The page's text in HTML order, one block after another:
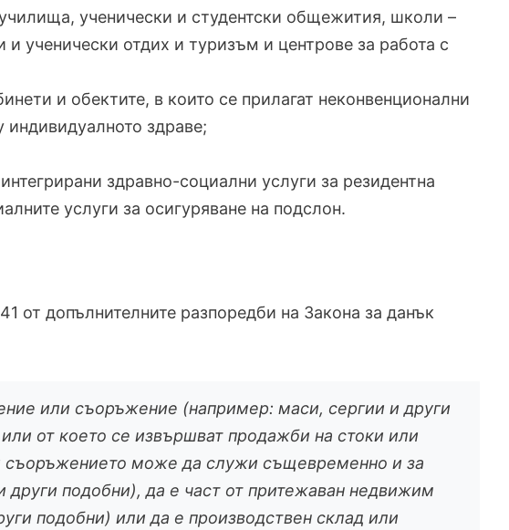
ученически и студентски общежития, школи –
ученически отдих и туризъм и центрове за работа с
и обектите, в които се прилагат неконвенционални
индивидуалното здраве;
здравно-социални услуги за резидентна
услуги за осигуряване на подслон.
от допълнителните разпоредби на Закона за данък
или съоръжение (например: маси, сергии и други
от което се извършват продажби на стоки или
съоръжението може да служи същевременно и за
подобни), да е част от притежаван недвижим
подобни) или да е производствен склад или